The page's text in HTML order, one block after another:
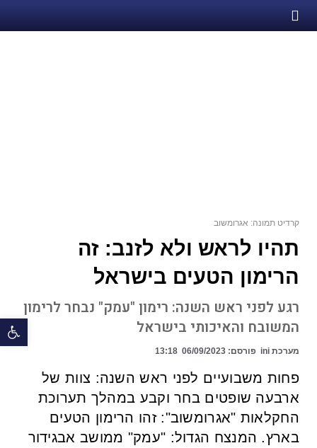
קרדיט תמונה: אגרומשוב
תהיו לראש ולא לזנב: זה
הרימון הטעים בישראל
רגע לפני ראש השנה: רימון "עמק" נבחר לרימון
המשובח והאיכותי בישראל
מערכת ini פורסם: 13:18
פחות משבועיים לפני ראש השנה: צוות של
ארבעה שופטים בחר וקבע במהלך תערוכת
החקלאות "אגרומשוב": זהו הרימון הטעים
בארץ. המנצח הגדול: "עמק" ממושב אבגידור